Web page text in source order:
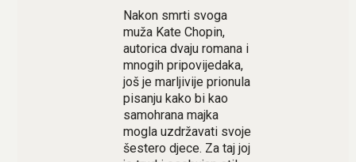
Nakon smrti svoga
muža Kate Chopin,
autorica dvaju romana i
mnogih pripovijedaka,
još je marljivije prionula
pisanju kako bi kao
samohrana majka
mogla uzdržavati svoje
šestero djece. Za taj joj